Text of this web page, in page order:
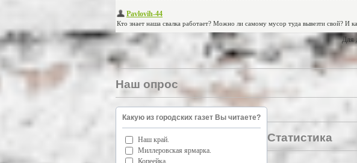
Для
Наш опрос
Какую из городских газет Вы читаете?
Наш край.
Миллеровская ярмарка.
Статистика